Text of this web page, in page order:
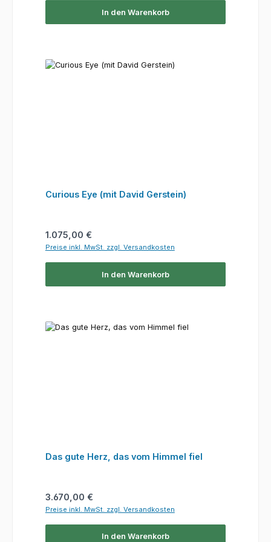
In den Warenkorb
Curious Eye (mit David Gerstein)
Regulärer Preis:
1.075,00 €
Preise inkl. MwSt. zzgl. Versandkosten
In den Warenkorb
Das gute Herz, das vom Himmel fiel
Regulärer Preis:
3.670,00 €
Preise inkl. MwSt. zzgl. Versandkosten
In den Warenkorb